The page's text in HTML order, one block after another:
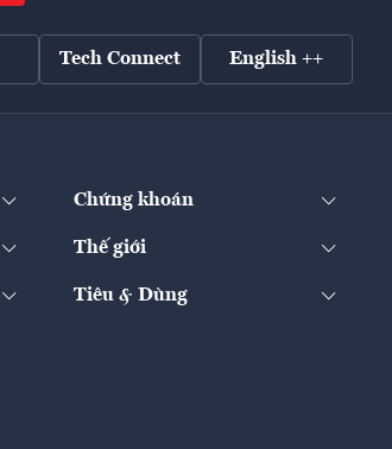
Tech Connect English ++
Chứng khoán
Thế giới
Tiêu & Dùng